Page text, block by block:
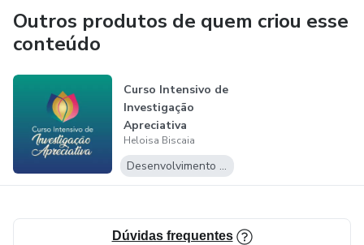
É uma honra para nós trazermos a potência da Investigação
Apreciativa junto com a ciência da Psicologia Positiva e a
Arte das Conversas Significativas nas intervenções que
fazemos. A nossa experiência na utilização dessas
abordagens, tem tornado o trabalho mais leve, harmonioso
e feliz.
Outros produtos de quem criou esse
conteúdo
Curso Intensivo de
Investigação
Apreciativa
Heloisa Biscaia
Desenvolvimento Pessoal
Dúvidas frequentes